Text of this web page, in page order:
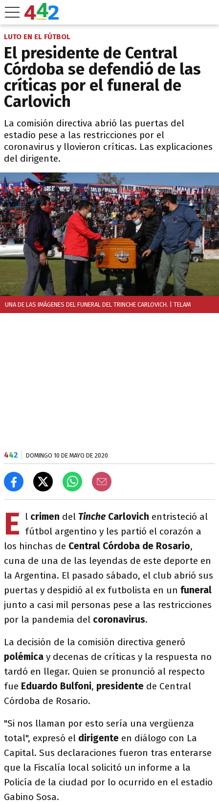
LUTO EN EL FÚTBOL
El presidente de Central
Córdoba se defendió de las
críticas por el funeral de
Carlovich
La comisión directiva abrió las puertas del
estadio pese a las restricciones por el
coronavirus y llovieron críticas. Las explicaciones
del dirigente.
UNA DE LAS IMÁGENES DEL FUNERAL DEL TRINCHE CARLOVICH. | TELAM
442 DOMINGO 10 DE MAYO DE 2020
E l crimen del Tinche Carlovich entristeció al
fútbol argentino y les partió el corazón a
los hinchas de Central Córdoba de Rosario,
cuna de una de las leyendas de este deporte en
la Argentina. El pasado sábado, el club abrió sus
puertas y despidió al ex futbolista en un funeral
junto a casi mil personas pese a las restricciones
por la pandemia del coronavirus.
La decisión de la comisión directiva generó
polémica y decenas de críticas y la respuesta no
tardó en llegar. Quien se pronunció al respecto
fue Eduardo Bulfoni, presidente de Central
Córdoba de Rosario.
"Si nos llaman por esto sería una vergüenza
total", expresó el dirigente en diálogo con La
Capital. Sus declaraciones fueron tras enterarse
que la Fiscalía local solicitó un informe a la
Policía de la ciudad por lo ocurrido en el estadio
Gabino Sosa.